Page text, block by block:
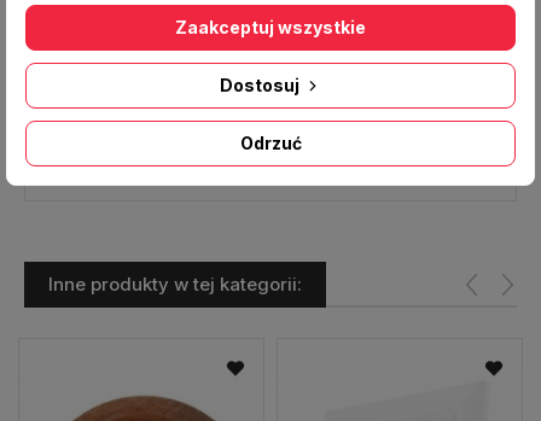
: biały
Średnica kołnierza/ otworu [mm]:
Wymiar frontu [mm]:188x188
Regulacja:NIE
Producent:VENTS
Inne produkty w tej kategorii:
Odrzuć
Dostosuj
Zaakceptuj wszystkie